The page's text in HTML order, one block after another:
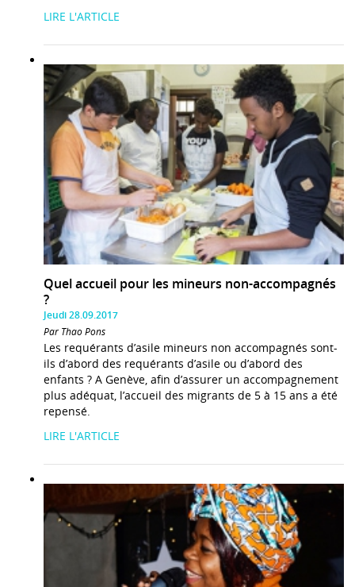
LIRE L'ARTICLE
Quel accueil pour les mineurs non-accompagnés
?
Jeudi 28.09.2017
Par Thao Pons
Les requérants d’asile mineurs non accompagnés sont-
ils d’abord des requérants d’asile ou d’abord des
enfants ? A Genève, afin d’assurer un accompagnement
plus adéquat, l’accueil des migrants de 5 à 15 ans a été
repensé.
LIRE L'ARTICLE